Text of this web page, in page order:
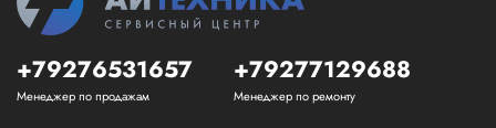
+79276531657
Менеджер по продажам
+79277129688
Менеджер по ремонту